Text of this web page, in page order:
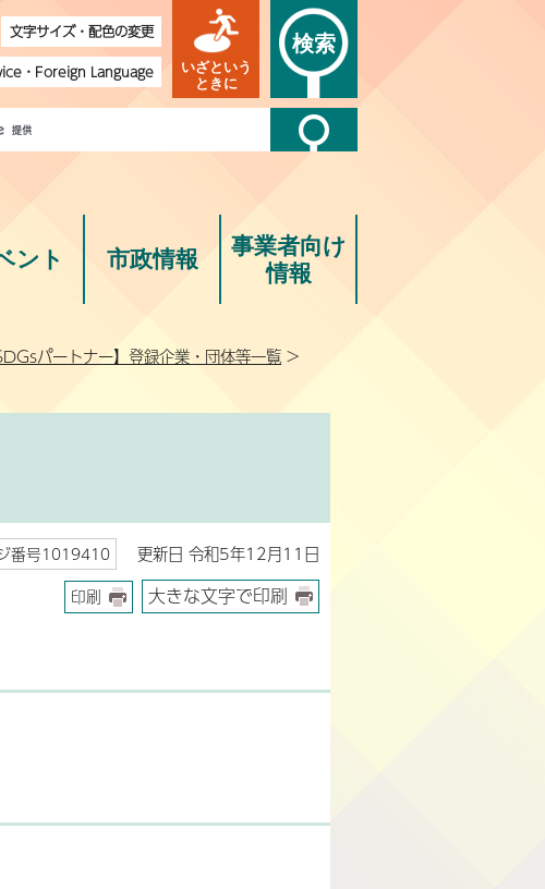
文字サイズ・配色の変更
・ Foreign Language
いざという
ときに
検索
ント 市政情報
事業者向け
情報
パートナー】登録企業・団体等一覧 >
番号1019410 更新日 令和5年12月11日
印刷 大きな文字で印刷